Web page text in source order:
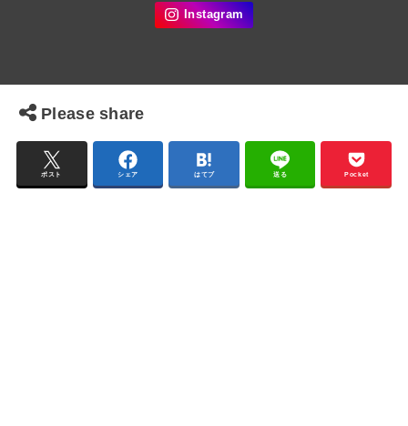
Please share
ポスト シェア はてブ 送る Pocket